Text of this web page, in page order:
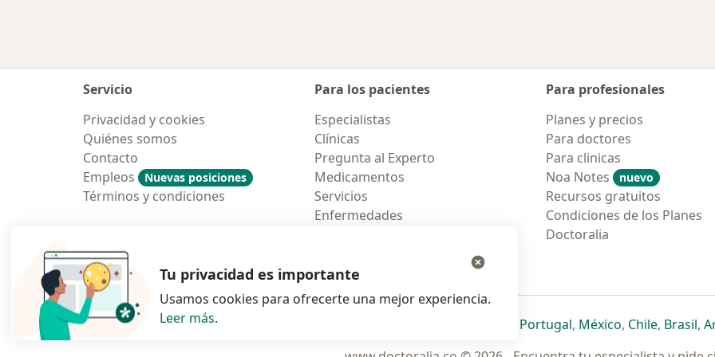
Servicio
Privacidad y cookies
Quiénes somos
Contacto
Empleos
Nuevas posiciones
Términos y condiciones
Para los pacientes
Especialistas
Clínicas
Pregunta al Experto
Medicamentos
Servicios
Enfermedades
Para profesionales
Planes y precios
Para doctores
Para clinicas
Noa Notes
nuevo
Recursos gratuitos
Condiciones de los Planes
Doctoralia
Polska se abre en una nueva pestaña
se abre en una nueva pestaña
se abre en una nueva pestaña
se abre en una nueva pestaña
Portugalse abre en una nueva
, Méxicose abre en una
, Chilese abre
, Brasilse
,
Tu privacidad es importante
Usamos cookies para ofrecerte una mejor experiencia.
Leer más.